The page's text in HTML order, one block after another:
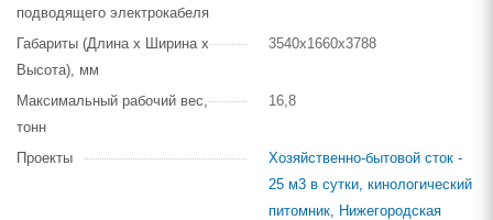
подводящего электрокабеля
Габариты (Длина х Ширина х
Высота), мм
3540х1660х3788
Максимальный рабочий вес,
тонн
16,8
Проекты
Хозяйственно-бытовой сток -
25 м3 в сутки, кинологический
питомник, Нижегородская